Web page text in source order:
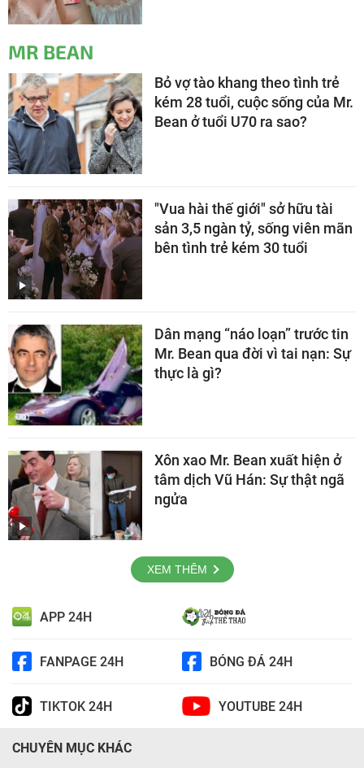
MR BEAN
Bỏ vợ tào khang theo tình trẻ
kém 28 tuổi, cuộc sống của Mr.
Bean ở tuổi U70 ra sao?
"Vua hài thế giới" sở hữu tài
sản 3,5 ngàn tỷ, sống viên mãn
bên tình trẻ kém 30 tuổi
Dân mạng “náo loạn” trước tin
Mr. Bean qua đời vì tai nạn: Sự
thực là gì?
Xôn xao Mr. Bean xuất hiện ở
tâm dịch Vũ Hán: Sự thật ngã
ngửa
XEM THÊM
APP 24H
FANPAGE 24H BÓNG ĐÁ 24H
TIKTOK 24H YOUTUBE 24H
CHUYÊN MỤC KHÁC